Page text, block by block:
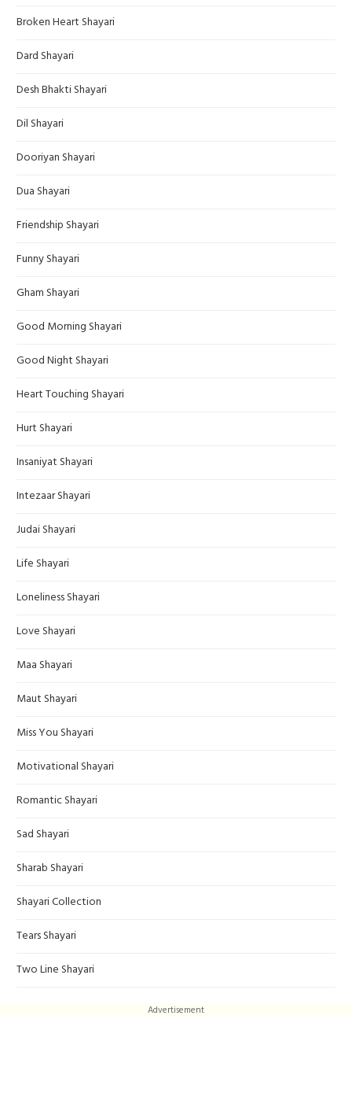
Broken Heart Shayari
Dard Shayari
Desh Bhakti Shayari
Dil Shayari
Dooriyan Shayari
Dua Shayari
Friendship Shayari
Funny Shayari
Gham Shayari
Good Morning Shayari
Good Night Shayari
Heart Touching Shayari
Hurt Shayari
Insaniyat Shayari
Intezaar Shayari
Judai Shayari
Life Shayari
Loneliness Shayari
Love Shayari
Maa Shayari
Maut Shayari
Miss You Shayari
Motivational Shayari
Romantic Shayari
Sad Shayari
Sharab Shayari
Shayari Collection
Tears Shayari
Two Line Shayari
Advertisement